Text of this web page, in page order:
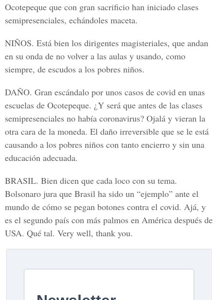
Ocotepeque que con gran sacrificio han iniciado clases
semipresenciales, echándoles maceta.
NIÑOS. Está bien los dirigentes magisteriales, que andan
en su onda de no volver a las aulas y usando, como
siempre, de escudos a los pobres niños.
DAÑO. Gran escándalo por unos casos de covid en unas
escuelas de Ocotepeque. ¿Y será que antes de las clases
semipresenciales no había coronavirus? Ojalá y vieran la
otra cara de la moneda. El daño irreversible que se le está
causando a los pobres niños con tanto encierro y sin una
educación adecuada.
BRASIL. Bien dicen que cada loco con su tema.
Bolsonaro jura que Brasil ha sido un “ejemplo” ante el
mundo de cómo se pegan botones contra el covid. Ajá, y
es el segundo país con más palmos en América después de
USA. Qué tal. Very well, thank you.